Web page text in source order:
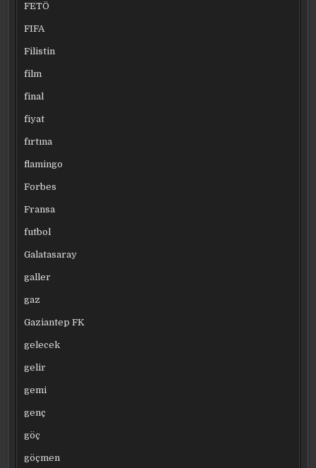
FETÖ
FIFA
Filistin
film
final
fiyat
fırtına
flamingo
Forbes
Fransa
futbol
Galatasaray
galler
gaz
Gaziantep FK
gelecek
gelir
gemi
genç
göç
göçmen